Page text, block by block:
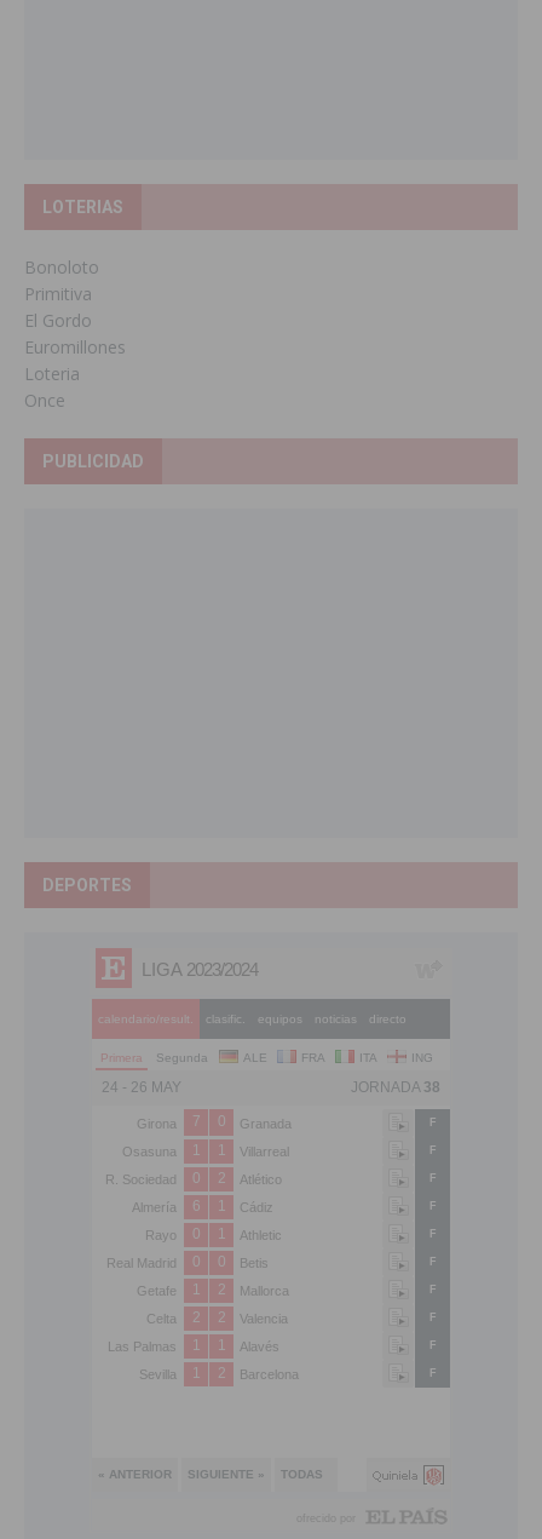
LOTERIAS
Bonoloto
Primitiva
El Gordo
Euromillones
Loteria
Once
PUBLICIDAD
DEPORTES